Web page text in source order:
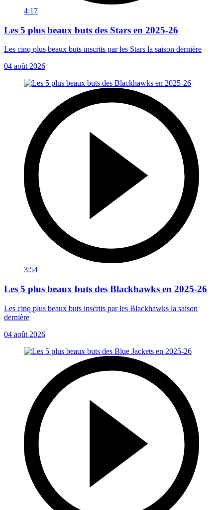
4:17
Les 5 plus beaux buts des Stars en 2025-26
Les cinq plus beaux buts inscrits par les Stars la saison dernière
04 août 2026
3:54
Les 5 plus beaux buts des Blackhawks en 2025-26
Les cinq plus beaux buts inscrits par les Blackhawks la saison
dernière
04 août 2026